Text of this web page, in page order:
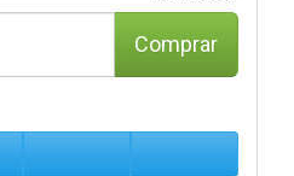
Comprar